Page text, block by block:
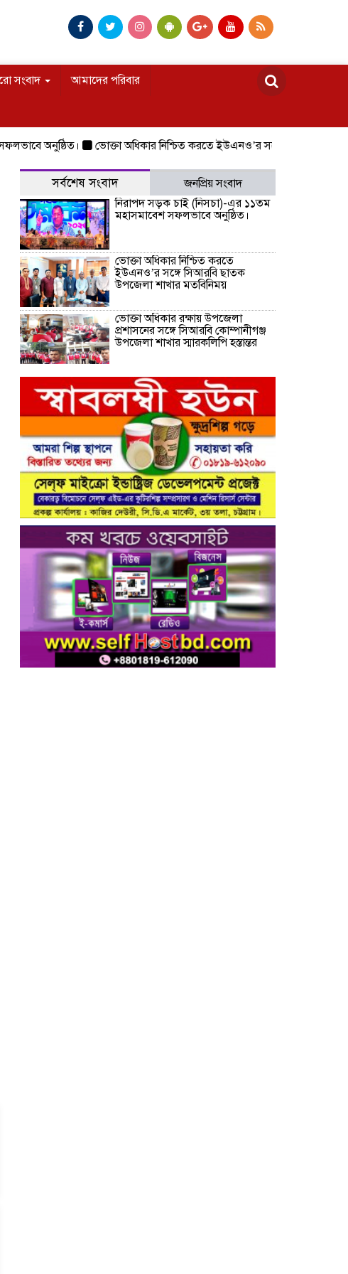
সংবাদ আমাদের পরিবার
অনুষ্ঠিত। ভোক্তা অধিকার নিশ্চিত করতে ইউএনও’র সঙ্গে সিআরবি ছাতক
সর্বশেষ সংবাদ
জনপ্রিয় সংবাদ
নিরাপদ সড়ক চাই (নিসচা)-এর ১১তম
মহাসমাবেশ সফলভাবে অনুষ্ঠিত।
ভোক্তা অধিকার নিশ্চিত করতে
ইউএনও’র সঙ্গে সিআরবি ছাতক
উপজেলা শাখার মতবিনিময়
ভোক্তা অধিকার রক্ষায় উপজেলা
প্রশাসনের সঙ্গে সিআরবি কোম্পানীগঞ্জ
উপজেলা শাখার স্মারকলিপি হস্তান্তর
নরসিংদীর শিবপুরের নিরাপদ সড়ক চাই
কমিটির আলোচনা সভা ও আইডি কার্ড
বিতরণ।
নিরাপদ সড়ক গড়তে কাঁধে কাঁধ
মিলিয়ে কাজ করার প্রত্যয়: নিসচা
পলাশ উপজেলা শাখার আইডি কার্ড
বিতরণ ও পরিচিতি সভা সম্পন্ন**
নাগরিক সেবা প্রদানে মাধবদী
পৌরসভার যুগান্তকারী সাফল্য স্বস্তিতে
পৌরবাসী
গাজীপুরের কালিয়াকৈরে ভেজাল
সন্দেশ কারখানায় ভোক্তা অধিদপ্তরের
অভিযান, শাস্তিবিহী ৭৫ হাজার টাকা
জরিমানা
বিষয়: সিআরবি’র নরসিংদী জেলা শাখার
উদ্যোগে মাসিক বাজার পর্যবেক্ষণ
কার্যক্রম সম্পন্ন
ফিটনেসবিহীন গাড়িতে বিআরটিএ